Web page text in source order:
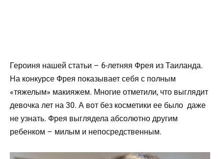
Героиня нашей статьи – 6-летняя Фрея из Таиланда.
На конкурсе Фрея показывает себя с полным
«тяжелым» макияжем. Многие отметили, что выглядит
девочка лет на 30. А вот без косметики ее было даже
не узнать. Фрея выглядела абсолютно другим
ребенком – милым и непосредственным.